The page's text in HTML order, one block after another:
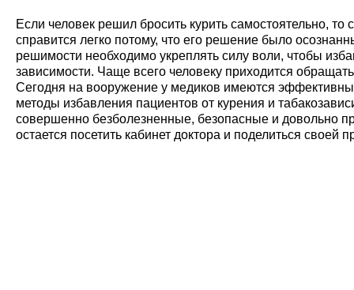
Если человек решил бросить курить самостоятельно, то
справится легко потому, что его решение было
решимости необходимо укреплять силу воли, чтобы
зависимости. Чаще всего человеку приходится
Сегодня на вооружение у медиков имеются
методы избавления пациентов от курения и
совершенно безболезненные, безопасные и довольно
остается посетить кабинет доктора и поделиться своей